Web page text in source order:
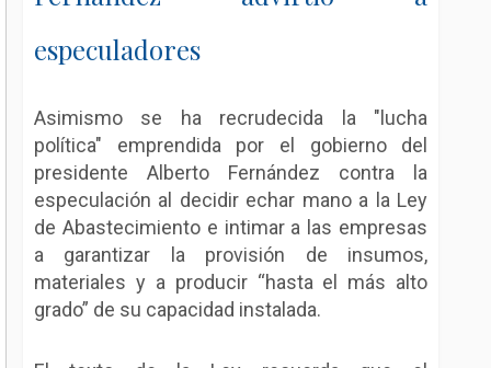
especuladores
Asimismo se ha recrudecida la "lucha
política" emprendida por el gobierno del
presidente Alberto Fernández contra la
especulación al decidir echar mano a la Ley
de Abastecimiento e intimar a las empresas
a garantizar la provisión de insumos,
materiales y a producir “hasta el más alto
grado” de su capacidad instalada.